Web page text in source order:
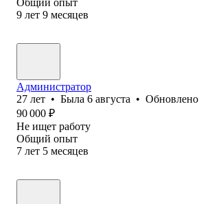
9 лет 9 месяцев
Администратор
27 лет • Была 6 августа • Обновлено
90 000 ₽
Не ищет работу
Общий опыт
7 лет 5 месяцев